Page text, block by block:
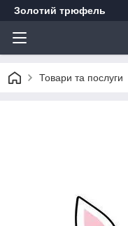
Золотий трюфель
Товари та послуги